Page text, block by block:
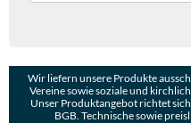
Wir liefern unsere Produkte
Vereine sowie soziale und
Unser Produktangebot richtet
BGB. Technische sowie